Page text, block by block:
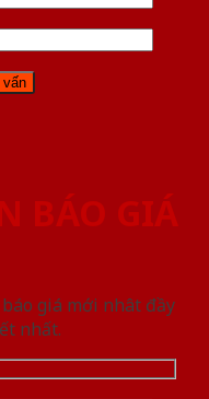
BÁO GIÁ
giá mới nhât đầy
nhất.